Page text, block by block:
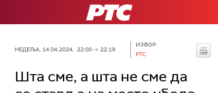
РТС
НЕДЕЉА, 14.04.2024, 22:00 -> 22:19
ИЗВОР:
РТС
Шта сме, а шта не сме да